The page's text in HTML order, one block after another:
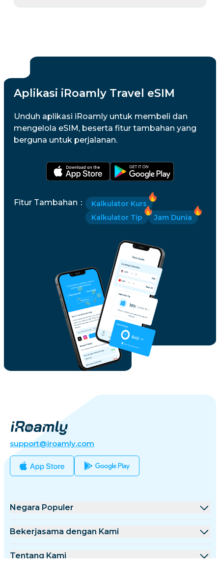
Aplikasi iRoamly Travel eSIM
Unduh aplikasi iRoamly untuk membeli dan
mengelola eSIM, beserta fitur tambahan yang
berguna untuk perjalanan.
Fitur Tambahan ：
Kalkulator Kurs
Kalkulator Tip
Jam Dunia
support@iroamly.com
Negara Populer
Amerika Serikat
Bekerjasama dengan Kami
Platform Grosir
Tentang Kami